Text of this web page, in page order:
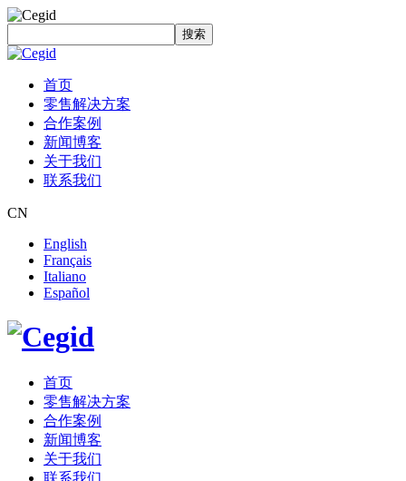
搜索
首页
零售解决方案
合作案例
新闻博客
关于我们
联系我们
CN
English
Français
Italiano
Español
首页
零售解决方案
合作案例
新闻博客
关于我们
联系我们